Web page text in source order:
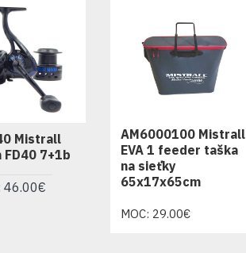
Mistrall
FD40 7+1b
46.00€
KM1018330 Mistrall
Fantom CX FD30 9+1b
MOC: 57.99€
AM6000100 Mistrall
EVA 1 feeder taška
na sieťky
65x17x65cm
MOC: 29.00€